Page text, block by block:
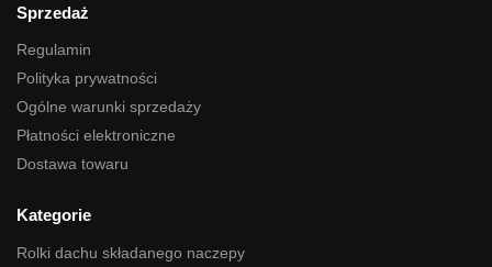
Sprzedaż
Regulamin
Polityka prywatności
Ogólne warunki sprzedaży
Płatności elektroniczne
Dostawa towaru
Kategorie
Rolki dachu składanego naczepy